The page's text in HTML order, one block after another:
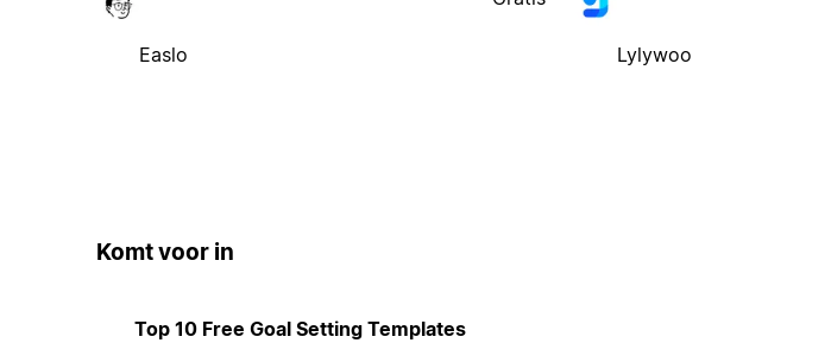
Easlo Lylywoo
Komt voor in
Top 10 Free Goal Setting Templates